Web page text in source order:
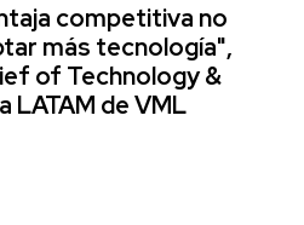
competitiva no
más tecnología",
of Technology &
LATAM de VML